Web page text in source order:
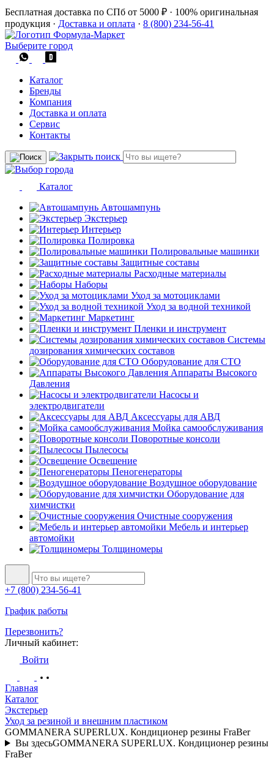
Бесплатная доставка по СПб от 5000 ₽ · 100% оригинальная
продукция · Доставка и оплата · 8 (800) 234-56-41
Выберите город
Каталог
Бренды
Компания
Доставка и оплата
Сервис
Контакты
Каталог
Автошампунь
Экстерьер
Интерьер
Полировка
Полировальные машинки
Защитные составы
Расходные материалы
Наборы
Уход за мотоциклами
Уход за водной техникой
Маркетинг
Пленки и инструмент
Системы
дозирования химических составов
Оборудование для СТО
Аппараты Высокого
Давления
Насосы и
электродвигатели
Аксессуары для АВД
Мойка самообслуживания
Поворотные консоли
Пылесосы
Освещение
Пеногенераторы
Воздушное оборудование
Оборудование для
химчистки
Очистные сооружения
Мебель и интерьер
автомойки
Толщиномеры
+7 (800) 234-56-41
График работы
Перезвонить?
Личный кабинет:
Войти
Главная
Каталог
Экстерьер
Уход за резиной и внешним пластиком
GOMMANERA SUPERLUX. Кондиционер резины FraBer
Вы здесьGOMMANERA SUPERLUX. Кондиционер резины
FraBer